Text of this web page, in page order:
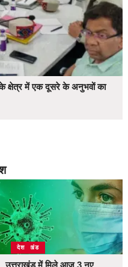
क्षेत्र में एक दूसरे के अनुभवों का
उत्तराखंड
देश
उत्तराखंड में मिले आज 3 नए